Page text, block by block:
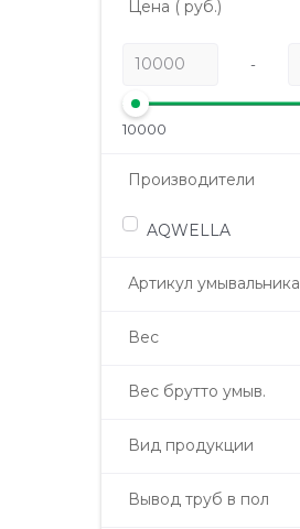
Цена ( руб.)
-
10000
Производители
AQWELLA
Артикул умывальника
Вес
Вес брутто умыв.
Вид продукции
Вывод труб в пол